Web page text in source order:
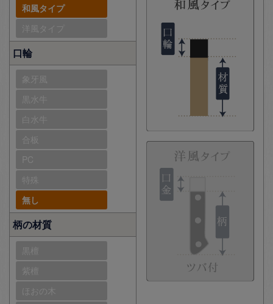
和風タイプ
洋風タイプ
口輪
象牙風
黒水牛
白水牛
合板
PC
特殊
無し
柄の材質
黒檀
紫檀
ほおの木